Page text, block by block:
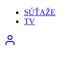
SÚŤAŽE
TV